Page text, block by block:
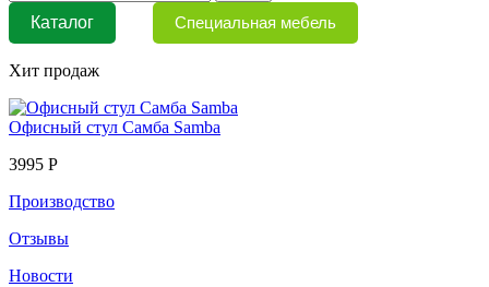
Каталог Специальная мебель
Хит продаж
Офисный стул Самба Samba
3995 Р
Производство
Отзывы
Новости